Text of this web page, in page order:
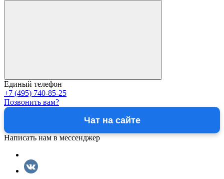
Единый телефон
+7 (495) 740-85-25
Позвонить вам?
Чат на сайте
Написать нам в мессенджер